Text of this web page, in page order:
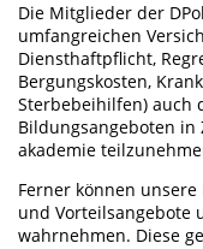
Die Mitglieder der
umfangreichen
Diensthaftpflicht,
Bergungskosten,
Sterbebeihilfen) auch
Bildungsangeboten
akademie
Ferner können
und Vorteilsangebote
wahrnehmen. Diese